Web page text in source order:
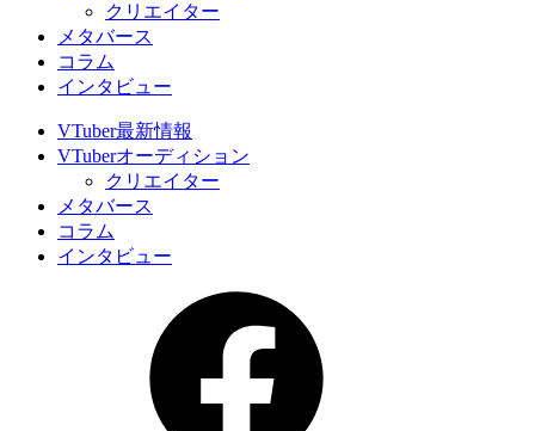
クリエイター
メタバース
コラム
インタビュー
VTuber最新情報
VTuberオーディション
クリエイター
メタバース
コラム
インタビュー